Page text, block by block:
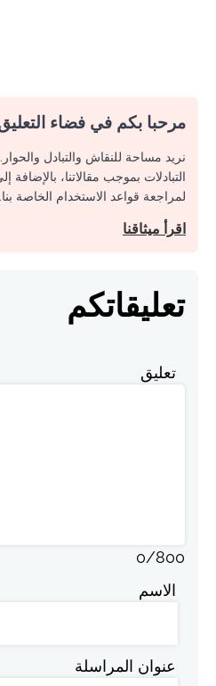
مرحبا بكم في فضاء
نريد مساحة للنقاش والتبادل
التبادلات بموجب مقالاتنا،
لمراجعة قواعد الاستخدام الخاصة بنا.
اقرأ ميثاقنا
تعليقاتكم
تعليق
0/800
الاسم
عنوان المراسلة